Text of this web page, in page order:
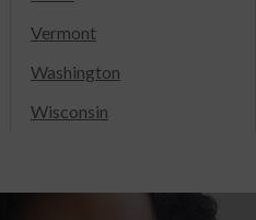
Vermont
Washington
Wisconsin